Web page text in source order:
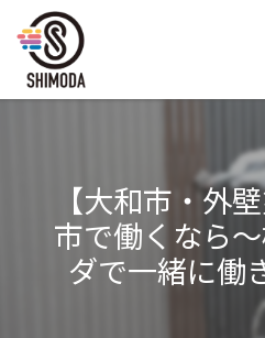
【大和市・外
市で働くなら
ダで一緒に働